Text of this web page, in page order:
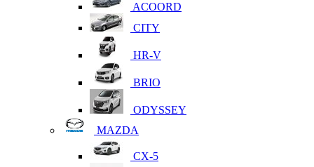
ACOORD
CITY
HR-V
BRIO
ODYSSEY
MAZDA
CX-5